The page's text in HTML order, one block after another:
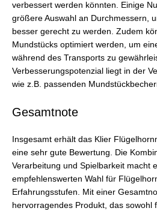
verbessert werden könnten. Einige
größere Auswahl an Durchmessern,
besser gerecht zu werden. Zudem
Mundstücks optimiert werden, um
während des Transports zu
Verbesserungspotenzial liegt in der
wie z.B. passenden
Gesamtnote
Insgesamt erhält das Klier
eine sehr gute Bewertung. Die
Verarbeitung und Spielbarkeit macht
empfehlenswerten Wahl für
Erfahrungsstufen. Mit einer
hervorragendes Produkt, das sowohl